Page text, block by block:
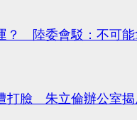
？ 陸委會駁：不可能
打臉 朱立倫辦公室